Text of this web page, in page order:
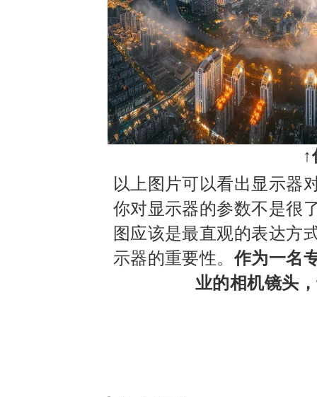
↑
以上图片可以看出显示器
你对显示器的参数不是很
图应该是最直观的表达方
示器的重要性。作为一名
业的相机镜头